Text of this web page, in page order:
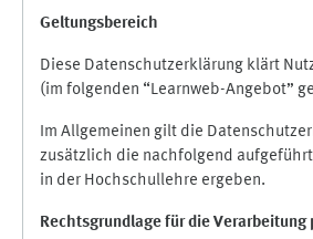
Geltungsbereich
Diese Datenschutzerklärung klärt
(im folgenden “Learnweb-Angebot”
Im Allgemeinen gilt die
zusätzlich die nachfolgend
in der Hochschullehre ergeben.
Rechtsgrundlage für die Verarbeitung